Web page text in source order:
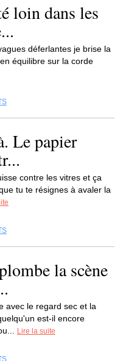
loin dans les
déferlantes je brise la
équilibre sur la corde
Le papier
contre les vitres et ça
tu te résignes à avaler la
la scène
avec le regard sec et la
est-il encore
Lire la suite